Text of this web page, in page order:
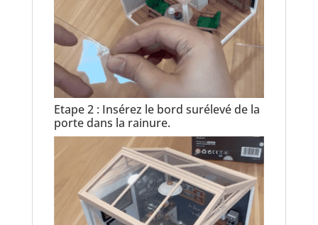
Etape 2 : Insérez le bord surélevé de la
porte dans la rainure.